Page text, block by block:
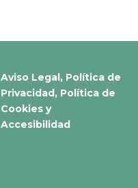
Aviso Legal, Política de
Privacidad, Política de
Cookies y
Accesibilidad